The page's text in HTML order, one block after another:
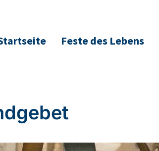
Feste des Lebens